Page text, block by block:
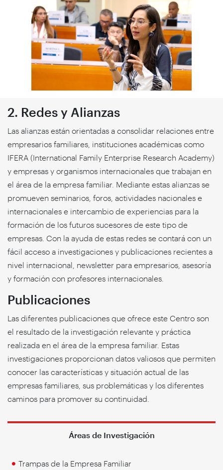
2. Redes y Alianzas
Las alianzas están orientadas a consolidar relaciones entre
empresarios familiares, instituciones académicas como
IFERA (International Family Enterprise Research Academy)
y empresas y organismos internacionales que trabajan en
el área de la empresa familiar. Mediante estas alianzas se
promueven seminarios, foros, actividades nacionales e
internacionales e intercambio de experiencias para la
formación de los futuros sucesores de este tipo de
empresas. Con la ayuda de estas redes se contará con un
fácil acceso a investigaciones y publicaciones recientes a
nivel internacional, newsletter para empresarios, asesoría
y formación con profesores internacionales.
Publicaciones
Las diferentes publicaciones que ofrece este Centro son
el resultado de la investigación relevante y práctica
realizada en el área de la empresa familiar. Estas
investigaciones proporcionan datos valiosos que permiten
conocer las características y situación actual de las
empresas familiares, sus problemáticas y los diferentes
caminos para promover su continuidad.
Áreas de Investigación
Trampas de la Empresa Familiar